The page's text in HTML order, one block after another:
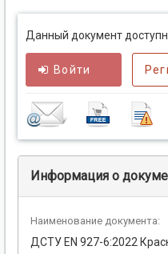
Данный документ
Войти
Информация о
Наименование документа:
ДСТУ EN 927-6:2022